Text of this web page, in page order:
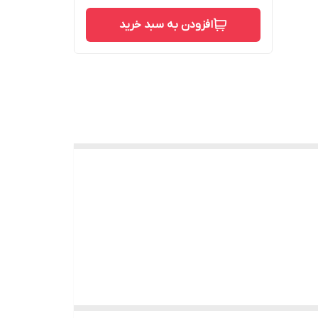
افزودن به سبد خرید